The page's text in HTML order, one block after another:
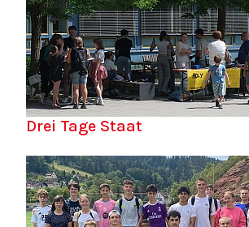
Drei Tage Staat